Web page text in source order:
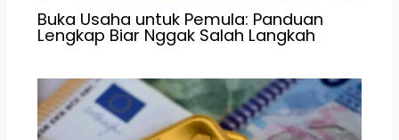
Buka Usaha untuk Pemula: Panduan
Lengkap Biar Nggak Salah Langkah